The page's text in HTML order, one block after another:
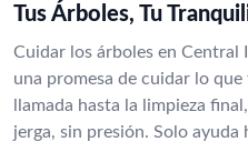
Tus Árboles, Tu
Cuidar los árboles en Central
una promesa de cuidar lo
llamada hasta la limpieza
jerga, sin presión. Solo ayuda